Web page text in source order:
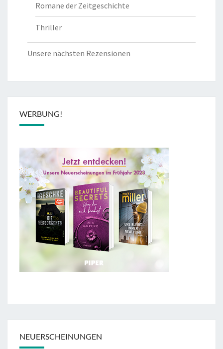
Romane der Zeitgeschichte
Thriller
Unsere nächsten Rezensionen
WERBUNG!
NEUERSCHEINUNGEN